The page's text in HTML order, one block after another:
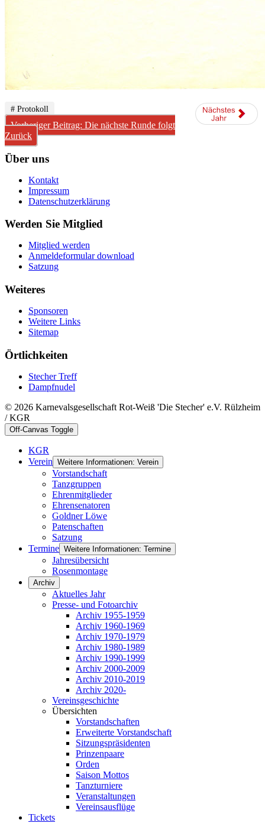
# Protokoll
Vorheriger Beitrag: Die nächste Runde folgt
Zurück
Über uns
Kontakt
Impressum
Datenschutzerklärung
Werden Sie Mitglied
Mitglied werden
Anmeldeformular download
Satzung
Weiteres
Sponsoren
Weitere Links
Sitemap
Örtlichkeiten
Stecher Treff
Dampfnudel
© 2026 Karnevalsgesellschaft Rot-Weiß 'Die Stecher' e.V. Rülzheim
/ KGR
Off-Canvas Toggle
KGR
Verein Weitere Informationen: Verein
Vorstandschaft
Tanzgruppen
Ehrenmitglieder
Ehrensenatoren
Goldner Löwe
Patenschaften
Satzung
Termine Weitere Informationen: Termine
Jahresübersicht
Rosenmontage
Archiv
Aktuelles Jahr
Presse- und Fotoarchiv
Archiv 1955-1959
Archiv 1960-1969
Archiv 1970-1979
Archiv 1980-1989
Archiv 1990-1999
Archiv 2000-2009
Archiv 2010-2019
Archiv 2020-
Vereinsgeschichte
Übersichten
Vorstandschaften
Erweiterte Vorstandschaft
Sitzungspräsidenten
Prinzenpaare
Orden
Saison Mottos
Tanzturniere
Veranstaltungen
Vereinsausflüge
Tickets